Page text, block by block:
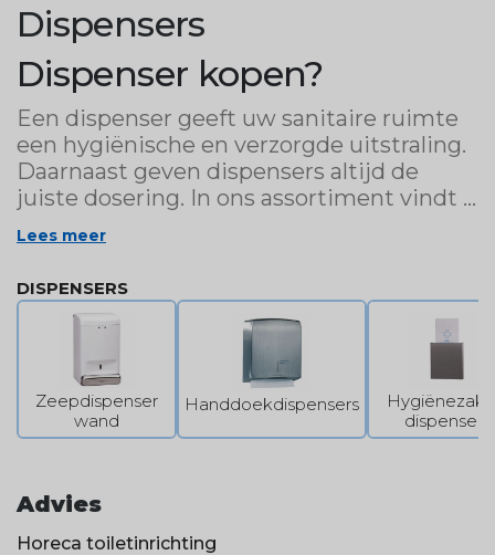
Dispensers
Dispenser kopen?
Een dispenser geeft uw sanitaire ruimte
een hygiënische en verzorgde uitstraling.
Daarnaast geven dispensers altijd de
juiste dosering. In ons assortiment vindt u
een ruim aanbod aan
handdoekdispensers
ers,hygiënezakjes dispensers
dispensers,zeepdispensers,toiletseatclea
wet wipe dispensers
dispensers zijn verkrijgbaar in
verschillende stijlen en materialen.
Lees meer
DISPENSERS
Zeepdispenser
wand
Handdoekdispensers
dispensers
Advies
Horeca toiletinrichting